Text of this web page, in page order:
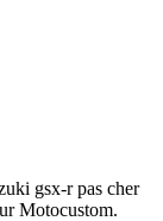
gsx-r pas cher
Motocustom.